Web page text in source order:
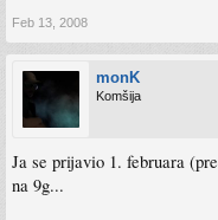
Feb 13, 2008
monK
Komšija
Ja se prijavio 1. februara
na 9g...